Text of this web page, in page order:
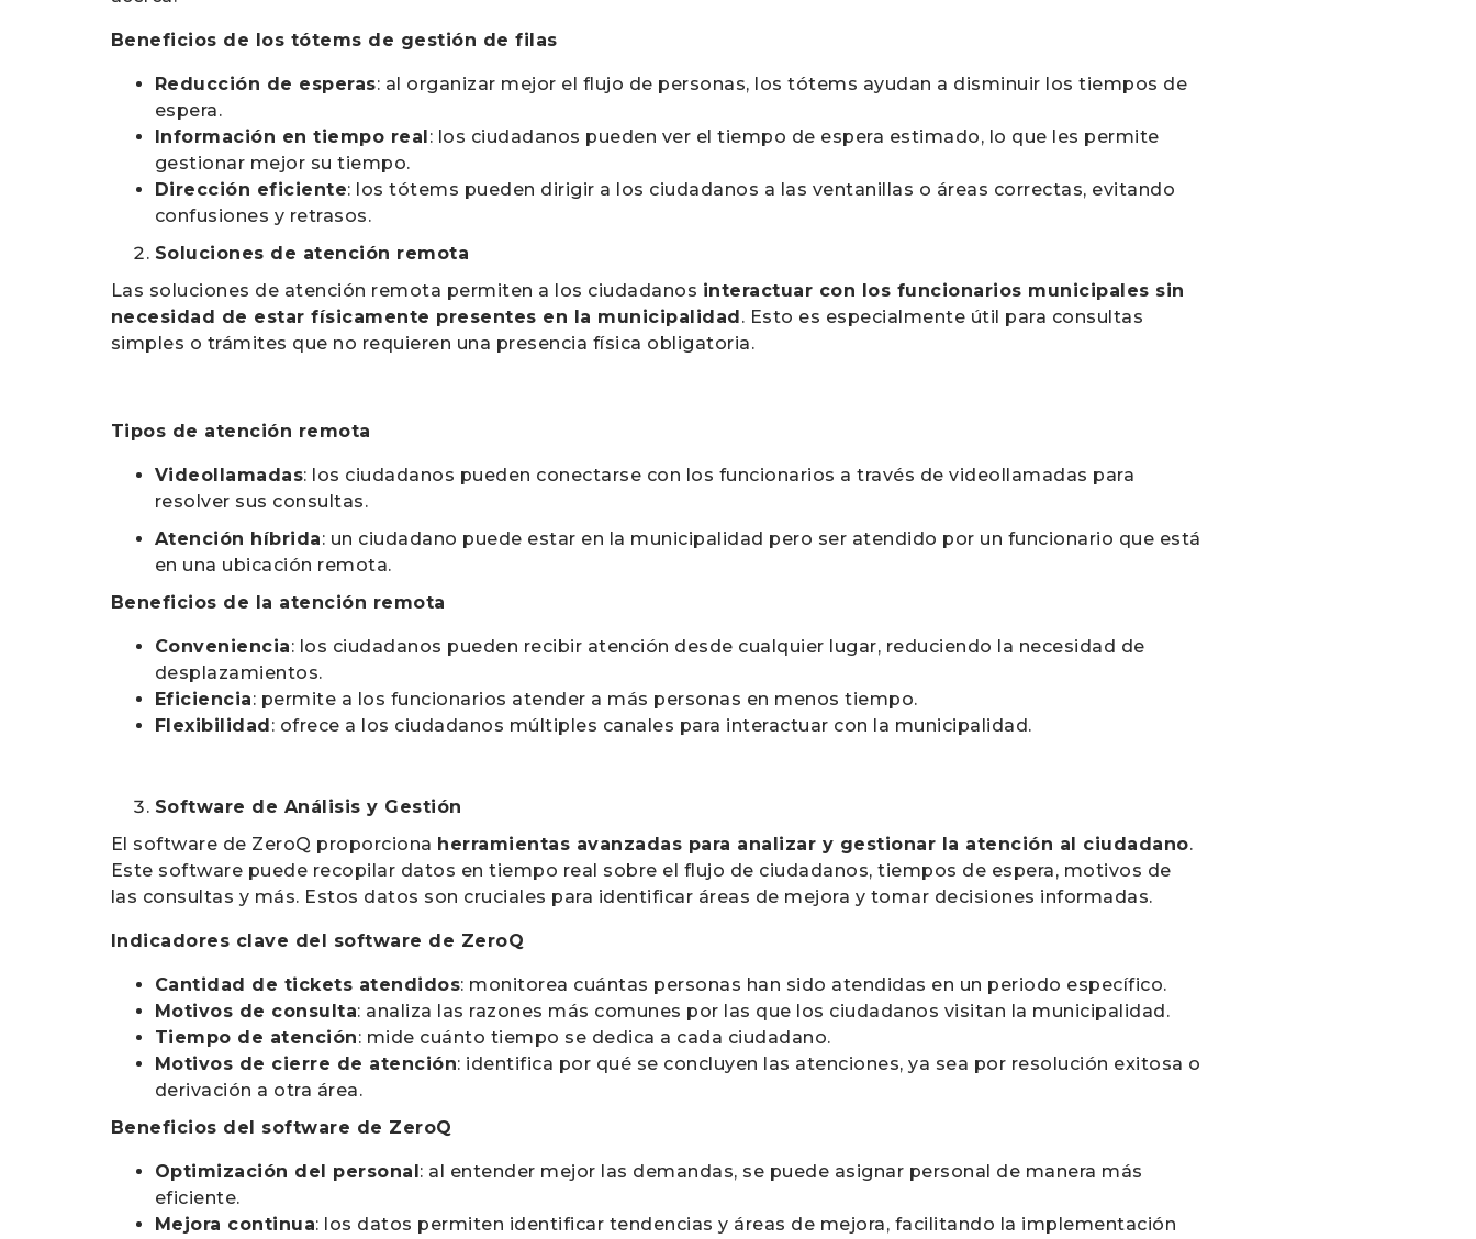
Beneficios de los tótems de gestión de filas
Reducción de esperas: al organizar mejor el flujo de personas, los tótems ayudan a disminuir los tiempos de
espera.
Información en tiempo real: los ciudadanos pueden ver el tiempo de espera estimado, lo que les permite
gestionar mejor su tiempo.
Dirección eficiente: los tótems pueden dirigir a los ciudadanos a las ventanillas o áreas correctas, evitando
confusiones y retrasos.
Soluciones de atención remota
Las soluciones de atención remota permiten a los ciudadanos interactuar con los funcionarios municipales sin
necesidad de estar físicamente presentes en la municipalidad. Esto es especialmente útil para consultas
simples o trámites que no requieren una presencia física obligatoria.
Tipos de atención remota
Videollamadas: los ciudadanos pueden conectarse con los funcionarios a través de videollamadas para
resolver sus consultas.
Atención híbrida: un ciudadano puede estar en la municipalidad pero ser atendido por un funcionario que está
en una ubicación remota.
Beneficios de la atención remota
Conveniencia: los ciudadanos pueden recibir atención desde cualquier lugar, reduciendo la necesidad de
desplazamientos.
Eficiencia: permite a los funcionarios atender a más personas en menos tiempo.
Flexibilidad: ofrece a los ciudadanos múltiples canales para interactuar con la municipalidad.
Software de Análisis y Gestión
El software de ZeroQ proporciona herramientas avanzadas para analizar y gestionar la atención al ciudadano.
Este software puede recopilar datos en tiempo real sobre el flujo de ciudadanos, tiempos de espera, motivos de
las consultas y más. Estos datos son cruciales para identificar áreas de mejora y tomar decisiones informadas.
Indicadores clave del software de ZeroQ
Cantidad de tickets atendidos: monitorea cuántas personas han sido atendidas en un periodo específico.
Motivos de consulta: analiza las razones más comunes por las que los ciudadanos visitan la municipalidad.
Tiempo de atención: mide cuánto tiempo se dedica a cada ciudadano.
Motivos de cierre de atención: identifica por qué se concluyen las atenciones, ya sea por resolución exitosa o
derivación a otra área.
Beneficios del software de ZeroQ
Optimización del personal: al entender mejor las demandas, se puede asignar personal de manera más
eficiente.
Mejora continua: los datos permiten identificar tendencias y áreas de mejora, facilitando la implementación